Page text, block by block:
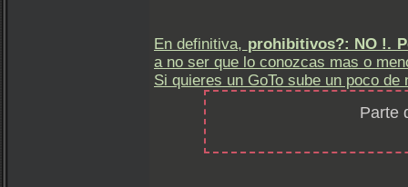
En definitiva, prohibitivos?: NO !.
a no ser que lo conozcas mas o
Si quieres un GoTo sube un poco de
Parte